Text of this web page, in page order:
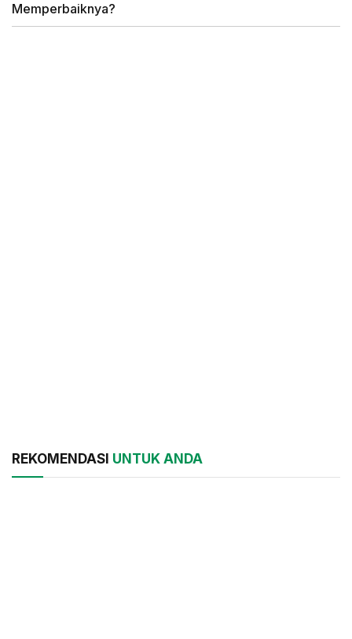
Memperbaiknya?
REKOMENDASI UNTUK ANDA